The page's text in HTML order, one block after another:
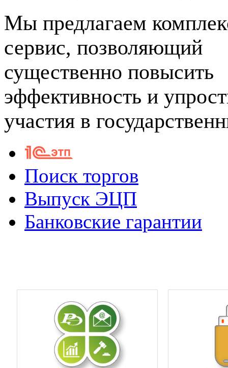
Мы предлагаем
сервис, позволяющий
существенно повысить
эффективность и
участия в
Поиск торгов
Выпуск ЭЦП
Банковские гарантии